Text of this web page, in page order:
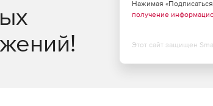
Нажимая
получение
Этот сайт защищен